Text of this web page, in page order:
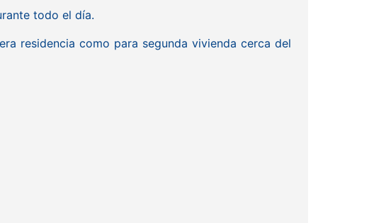
todo el día.
residencia como para segunda vivienda cerca del